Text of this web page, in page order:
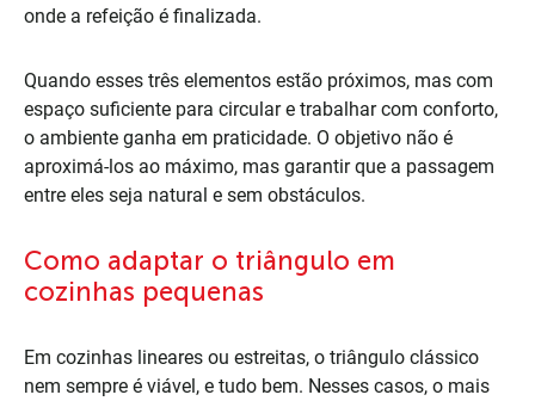
onde a refeição é finalizada.
Quando esses três elementos estão próximos, mas com
espaço suficiente para circular e trabalhar com conforto,
o ambiente ganha em praticidade. O objetivo não é
aproximá-los ao máximo, mas garantir que a passagem
entre eles seja natural e sem obstáculos.
Como adaptar o triângulo em
cozinhas pequenas
Em cozinhas lineares ou estreitas, o triângulo clássico
nem sempre é viável, e tudo bem. Nesses casos, o mais